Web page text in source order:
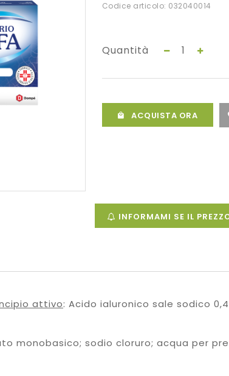
Codice articolo: 032040014
Quantità
ACQUISTA ORA
INFORMAMI SE IL
attivo: Acido ialuronico sale sodico
monobasico; sodio cloruro; acqua per